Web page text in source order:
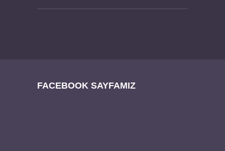
FACEBOOK SAYFAMIZ